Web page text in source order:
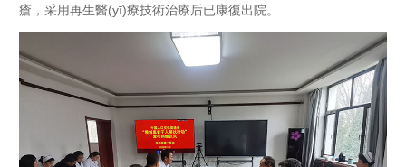
瘡，采用再生醫(yī)療技術治療后已康復出院。